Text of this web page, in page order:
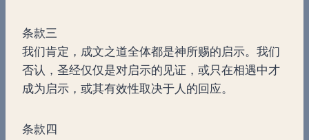
条款三
我们肯定，成文之道全体都是神所赐的启示。我们
否认，圣经仅仅是对启示的见证，或只在相遇中才
成为启示，或其有效性取决于人的回应。
条款四